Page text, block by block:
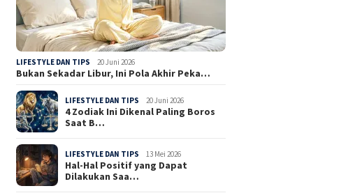
LIFESTYLE DAN TIPS 20 Juni 2026
Bukan Sekadar Libur, Ini Pola Akhir Peka…
LIFESTYLE DAN TIPS 20 Juni 2026
4 Zodiak Ini Dikenal Paling Boros
Saat B…
LIFESTYLE DAN TIPS 13 Mei 2026
Hal-Hal Positif yang Dapat
Dilakukan Saa…